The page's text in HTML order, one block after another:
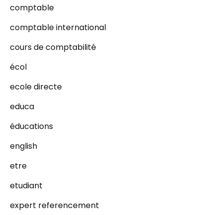
comptable
comptable international
cours de comptabilité
écol
ecole directe
educa
éducations
english
etre
etudiant
expert referencement